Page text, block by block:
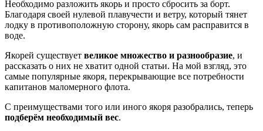
Необходимо разложить якорь и просто сбросить за борт.
Благодаря своей нулевой плавучести и ветру, который тянет
лодку в противоположную сторону, якорь сам расправится в
воде.
Якорей существует великое множество и разнообразие, и
рассказать о них не хватит одной статьи. На мой взгляд, это
самые популярные якоря, перекрывающие все потребности
капитанов маломерного флота.
С преимуществами того или иного якоря разобрались, теперь
подберём необходимый вес.